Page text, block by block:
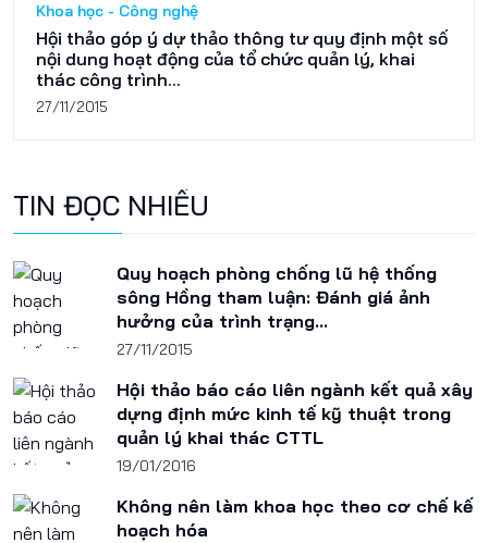
Khoa học - Công nghệ
Hội thảo góp ý dự thảo thông tư quy định một số
nội dung hoạt động của tổ chức quản lý, khai
thác công trình...
27/11/2015
TIN ĐỌC NHIỀU
Quy hoạch phòng chống lũ hệ thống
sông Hồng tham luận: Đánh giá ảnh
hưởng của trình trạng...
27/11/2015
Hội thảo báo cáo liên ngành kết quả xây
dựng định mức kinh tế kỹ thuật trong
quản lý khai thác CTTL
19/01/2016
Không nên làm khoa học theo cơ chế kế
hoạch hóa